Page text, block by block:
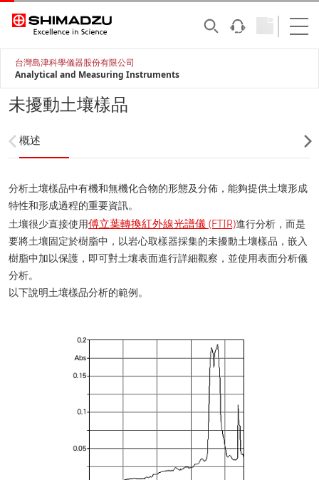
台灣島津科學儀器股份有限公司
Analytical and Measuring Instruments
未擾動土壤樣品
概述
分析土壤樣品中有機和無機化合物的形態及分佈，能夠提供土壤形成
特性和形成過程的重要資訊。
土壤很少直接使用傅立葉轉換紅外線光譜儀 (FTIR)進行分析，而是
要將土壤固定於樹脂中，以岩心取樣器採集的未擾動土壤樣品，嵌入
樹脂中加以保護，即可對土壤表面進行詳細觀察，並使用表面分析儀
分析。
以下說明土壤樣品分析的範例。